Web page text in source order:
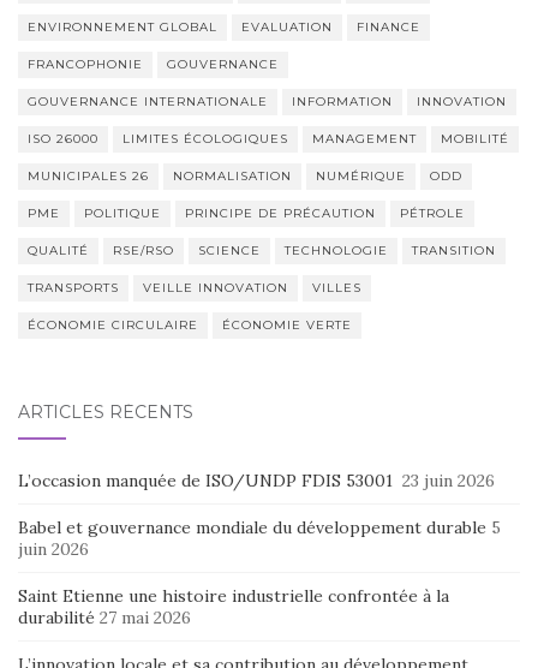
ENVIRONNEMENT GLOBAL EVALUATION FINANCE
FRANCOPHONIE GOUVERNANCE
GOUVERNANCE INTERNATIONALE INFORMATION INNOVATION
ISO 26000 LIMITES ÉCOLOGIQUES MANAGEMENT MOBILITÉ
MUNICIPALES 26 NORMALISATION NUMÉRIQUE ODD
PME POLITIQUE PRINCIPE DE PRÉCAUTION PÉTROLE
QUALITÉ RSE/RSO SCIENCE TECHNOLOGIE TRANSITION
TRANSPORTS VEILLE INNOVATION VILLES
ÉCONOMIE CIRCULAIRE ÉCONOMIE VERTE
ARTICLES RÉCENTS
L’occasion manquée de ISO/UNDP FDIS 53001 23 juin 2026
Babel et gouvernance mondiale du développement durable 5
juin 2026
Saint Etienne une histoire industrielle confrontée à la
durabilité 27 mai 2026